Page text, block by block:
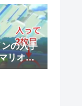
の入手
リオブ